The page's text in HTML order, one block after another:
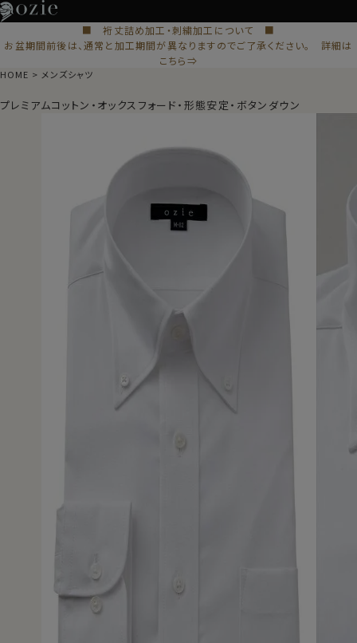
■ 裄丈詰め加工・刺繍加工について ■
お盆期間前後は、通常と加工期間が異なりますのでご了承ください。 詳細は
こちら⇒
HOME メンズシャツ
プレミアムコットン・オックスフォード・形態安定・ボタンダウン